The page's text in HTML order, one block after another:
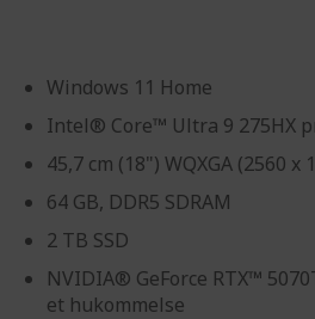
Windows 11 Home
Intel® Core™ Ultra 9 275HX
45,7 cm (18") WQXGA (2560 x
64 GB, DDR5 SDRAM
2 TB SSD
NVIDIA® GeForce RTX™
et hukommelse